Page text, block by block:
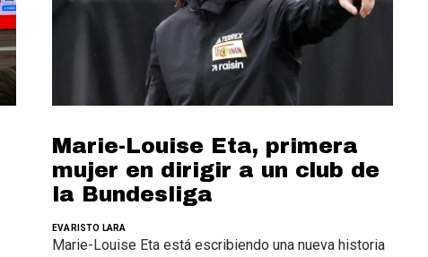
Marie-Louise Eta, primera
mujer en dirigir a un club de
la Bundesliga
EVARISTO LARA
Marie-Louise Eta está escribiendo una nueva historia